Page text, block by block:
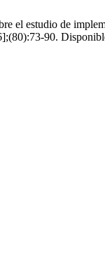
estudio de
90.